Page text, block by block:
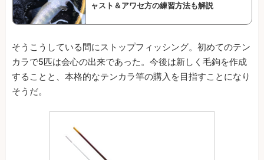
ャスト＆アワセ方の練習方法も解説
そうこうしている間にストップフィッシング。初めてのテン
カラで5匹は会心の出来であった。今後は新しく毛鉤を作成
することと、本格的なテンカラ竿の購入を目指すことになり
そうだ。